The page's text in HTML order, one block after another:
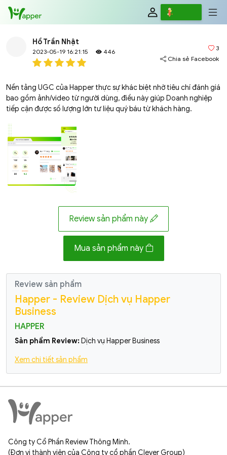
Hồ Trần Nhật
2023-05-19 16:21:15 446
3
Chia sẻ Facebook
Nền tảng UGC của Happer thực sự khác biệt nhờ tiêu chí đánh giá
bao gồm ảnh/video từ người dùng, điều này giúp Doanh nghiệp
tiếp cận được số lượng lớn tư liệu quý báu từ khách hàng.
Review sản phẩm này
Mua sản phẩm này
Review sản phẩm
Happer - Review Dịch vụ Happer
Business
HAPPER
Sản phẩm Review: Dịch vụ Happer Business
Xem chi tiết sản phẩm
Công ty Cổ Phần Review Thông Minh.
(Đơn vị thành viên của Công ty cổ phần Clever Group)